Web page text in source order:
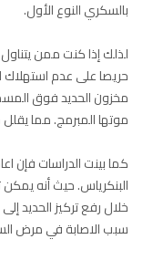
بالسكري النوع الأول.
لذلك إذا كنت ممن
حريصا على عدم استهلاك
مخزون الحديد فوق
موتها المبرمج. مما
كما بينت الدراسات فإن
البنكرياس. حيث أنه
خلال رفع تركيز الحديد
سبب الاصابة في مرض